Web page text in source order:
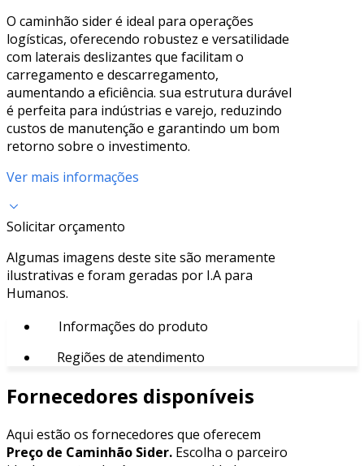
O caminhão sider é ideal para operações
logísticas, oferecendo robustez e versatilidade
com laterais deslizantes que facilitam o
carregamento e descarregamento,
aumentando a eficiência. sua estrutura durável
é perfeita para indústrias e varejo, reduzindo
custos de manutenção e garantindo um bom
retorno sobre o investimento.
Ver mais informações
Solicitar orçamento
Algumas imagens deste site são meramente
ilustrativas e foram geradas por I.A para
Humanos.
Informações do produto
Regiões de atendimento
Fornecedores disponíveis
Aqui estão os fornecedores que oferecem
Preço de Caminhão Sider. Escolha o parceiro